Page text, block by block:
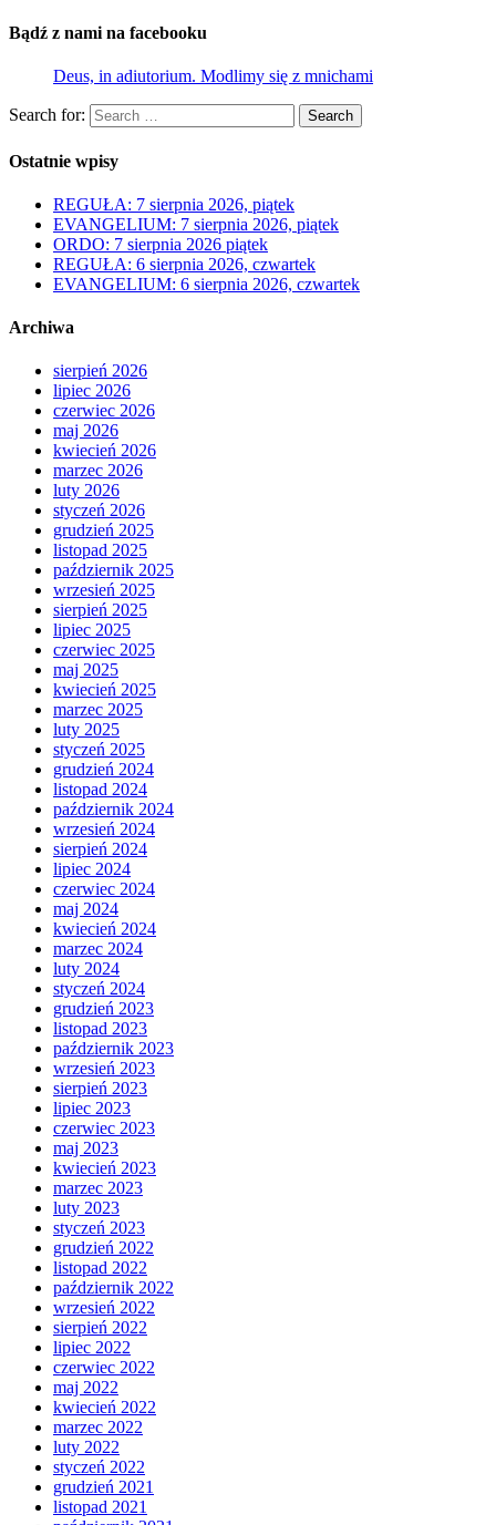
Bądź z nami na facebooku
Deus, in adiutorium. Modlimy się z mnichami
Search for: Search
Ostatnie wpisy
REGUŁA: 7 sierpnia 2026, piątek
EVANGELIUM: 7 sierpnia 2026, piątek
ORDO: 7 sierpnia 2026 piątek
REGUŁA: 6 sierpnia 2026, czwartek
EVANGELIUM: 6 sierpnia 2026, czwartek
Archiwa
sierpień 2026
lipiec 2026
czerwiec 2026
maj 2026
kwiecień 2026
marzec 2026
luty 2026
styczeń 2026
grudzień 2025
listopad 2025
październik 2025
wrzesień 2025
sierpień 2025
lipiec 2025
czerwiec 2025
maj 2025
kwiecień 2025
marzec 2025
luty 2025
styczeń 2025
grudzień 2024
listopad 2024
październik 2024
wrzesień 2024
sierpień 2024
lipiec 2024
czerwiec 2024
maj 2024
kwiecień 2024
marzec 2024
luty 2024
styczeń 2024
grudzień 2023
listopad 2023
październik 2023
wrzesień 2023
sierpień 2023
lipiec 2023
czerwiec 2023
maj 2023
kwiecień 2023
marzec 2023
luty 2023
styczeń 2023
grudzień 2022
listopad 2022
październik 2022
wrzesień 2022
sierpień 2022
lipiec 2022
czerwiec 2022
maj 2022
kwiecień 2022
marzec 2022
luty 2022
styczeń 2022
grudzień 2021
listopad 2021